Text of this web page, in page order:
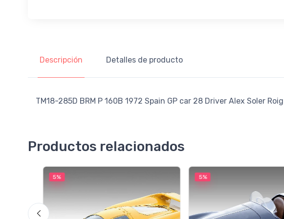
Descripción Detalles de producto
TM18-285D BRM P 160B 1972 Spain GP car 28 Driver Alex Soler
Productos relacionados
5% 5%